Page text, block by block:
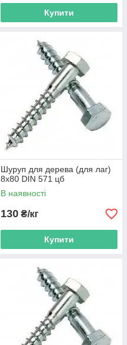
Купити
Шуруп для дерева (для лаг)
8х80 DIN 571 цб
В наявності
130 ₴/кг
Купити